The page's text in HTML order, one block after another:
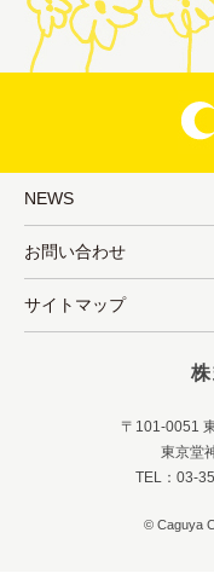
NEWS
お問い合わせ
サイトマップ
〒101-0051
東京堂
TEL：03-
© Caguya